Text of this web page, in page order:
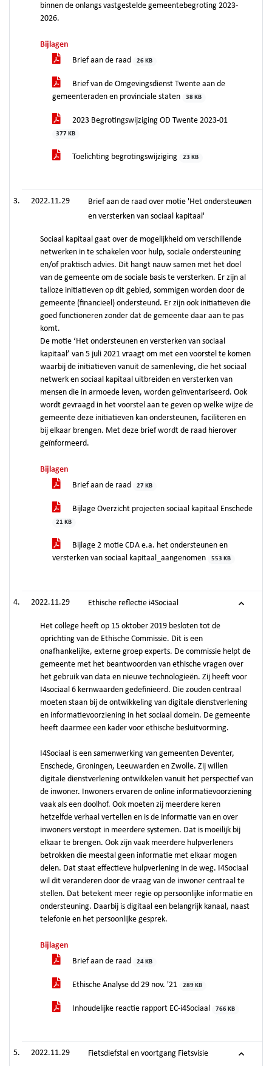
binnen de onlangs vastgestelde gemeentebegroting 2023-
2026.
Bijlagen
Brief aan de raad
26 KB
Brief van de Omgevingsdienst Twente aan de
gemeenteraden en provinciale staten
38 KB
2023 Begrotingswijziging OD Twente 2023-01
377 KB
Toelichting begrotingswijziging 23 KB
2022.11.29
Brief aan de raad over motie 'Het ondersteunen
en versterken van sociaal kapitaal'
Sociaal kapitaal gaat over de mogelijkheid om verschillende
netwerken in te schakelen voor hulp, sociale ondersteuning
en/of praktisch advies. Dit hangt nauw samen met het doel
van de gemeente om de sociale basis te versterken. Er zijn al
talloze initiatieven op dit gebied, sommigen worden door de
gemeente (financieel) ondersteund. Er zijn ook initiatieven die
goed functioneren zonder dat de gemeente daar aan te pas
komt.
De motie ‘Het ondersteunen en versterken van sociaal
kapitaal’ van 5 juli 2021 vraagt om met een voorstel te komen
waarbij de initiatieven vanuit de samenleving, die het sociaal
netwerk en sociaal kapitaal uitbreiden en versterken van
mensen die in armoede leven, worden geïnventariseerd. Ook
wordt gevraagd in het voorstel aan te geven op welke wijze de
gemeente deze initiatieven kan ondersteunen, faciliteren en
bij elkaar brengen. Met deze brief wordt de raad hierover
geïnformeerd.
Bijlagen
Brief aan de raad
27 KB
Bijlage Overzicht projecten sociaal kapitaal Enschede
21 KB
Bijlage 2 motie CDA e.a. het ondersteunen en
versterken van sociaal kapitaal_aangenomen
553 KB
2022.11.29 Ethische reflectie i4Sociaal
Het college heeft op 15 oktober 2019 besloten tot de
oprichting van de Ethische Commissie. Dit is een
onafhankelijke, externe groep experts. De commissie helpt de
gemeente met het beantwoorden van ethische vragen over
het gebruik van data en nieuwe technologieën. Zij heeft voor
I4sociaal 6 kernwaarden gedefinieerd. Die zouden centraal
moeten staan bij de ontwikkeling van digitale dienstverlening
en informatievoorziening in het sociaal domein. De gemeente
heeft daarmee een kader voor ethische besluitvorming.
I4Sociaal is een samenwerking van gemeenten Deventer,
Enschede, Groningen, Leeuwarden en Zwolle. Zij willen
digitale dienstverlening ontwikkelen vanuit het perspectief van
de inwoner. Inwoners ervaren de online informatievoorziening
vaak als een doolhof. Ook moeten zij meerdere keren
hetzelfde verhaal vertellen en is de informatie van en over
inwoners verstopt in meerdere systemen. Dat is moeilijk bij
elkaar te brengen. Ook zijn vaak meerdere hulpverleners
betrokken die meestal geen informatie met elkaar mogen
delen. Dat staat effectieve hulpverlening in de weg. I4Sociaal
wil dit veranderen door de vraag van de inwoner centraal te
stellen. Dat betekent meer regie op persoonlijke informatie en
ondersteuning. Daarbij is digitaal een belangrijk kanaal, naast
telefonie en het persoonlijke gesprek.
Bijlagen
Brief aan de raad
24 KB
Ethische Analyse dd 29 nov. '21 289 KB
Inhoudelijke reactie rapport EC-i4Sociaal 766 KB
2022.11.29 Fietsdiefstal en voortgang Fietsvisie